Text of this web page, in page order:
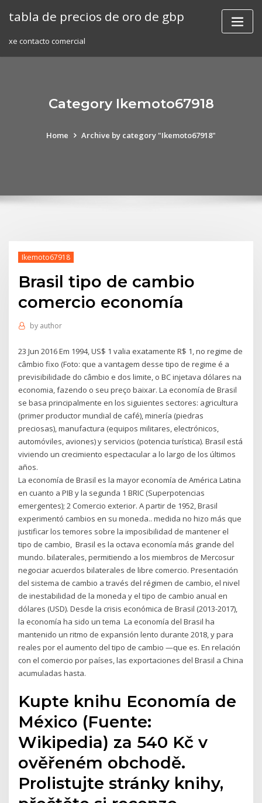
tabla de precios de oro de gbp
xe contacto comercial
Category Ikemoto67918
Home Archive by category "Ikemoto67918"
Ikemoto67918
Brasil tipo de cambio
comercio economía
by author
23 Jun 2016 Em 1994, US$ 1 valia exatamente R$ 1, no regime de
câmbio fixo (Foto: que a vantagem desse tipo de regime é a
previsibilidade do câmbio e dos limite, o BC injetava dólares na
economia, fazendo o seu preço baixar. La economía de Brasil
se basa principalmente en los siguientes sectores: agricultura
(primer productor mundial de café), minería (piedras
preciosas), manufactura (equipos militares, electrónicos,
automóviles, aviones) y servicios (potencia turística). Brasil está
viviendo un crecimiento espectacular a lo largo de los últimos
años.
La economía de Brasil es la mayor economía de América Latina
en cuanto a PIB y la segunda 1 BRIC (Superpotencias
emergentes); 2 Comercio exterior. A partir de 1952, Brasil
experimentó cambios en su moneda.. medida no hizo más que
justificar los temores sobre la imposibilidad de mantener el
tipo de cambio, Brasil es la octava economía más grande del
mundo. bilaterales, permitiendo a los miembros de Mercosur
negociar acuerdos bilaterales de libre comercio. Presentación
del sistema de cambio a través del régimen de cambio, el nivel
de inestabilidad de la moneda y el tipo de cambio anual en
dólares (USD). Desde la crisis económica de Brasil (2013-2017),
la economía ha sido un tema La economía del Brasil ha
mantenido un ritmo de expansión lento durante 2018, y para
reales por el aumento del tipo de cambio —que es. En relación
con el comercio por países, las exportaciones del Brasil a China
acumuladas hasta.
Kupte knihu Economía de
México (Fuente:
Wikipedia) za 540 Kč v
ověřeném obchodě.
Prolistujte stránky knihy,